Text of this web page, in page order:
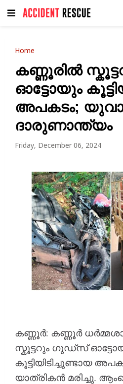
Home
കണ്ണൂരിൽ
ഓട്ടോയും
അപകടം;
ദാരുണാന്ത്യം
Friday, December 06, 2024
കണ്ണൂർ: കണ്ണൂർ
സ്കൂട്ടറും ഗുഡ്സ്
കൂട്ടിയിടിച്ചുണ്ടായ
യാത്രികൻ മരിച്ചു.